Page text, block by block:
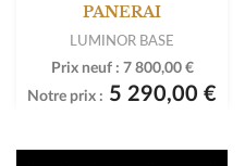
PANERAI
LUMINOR BASE
Prix neuf : 7 800,00 €
Notre prix : 5 290,00 €